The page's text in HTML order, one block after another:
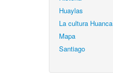
Huaylas
La cultura Huanca
Mapa
Santiago